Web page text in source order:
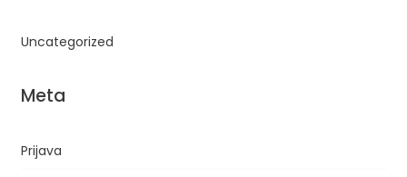
Uncategorized
Meta
Prijava